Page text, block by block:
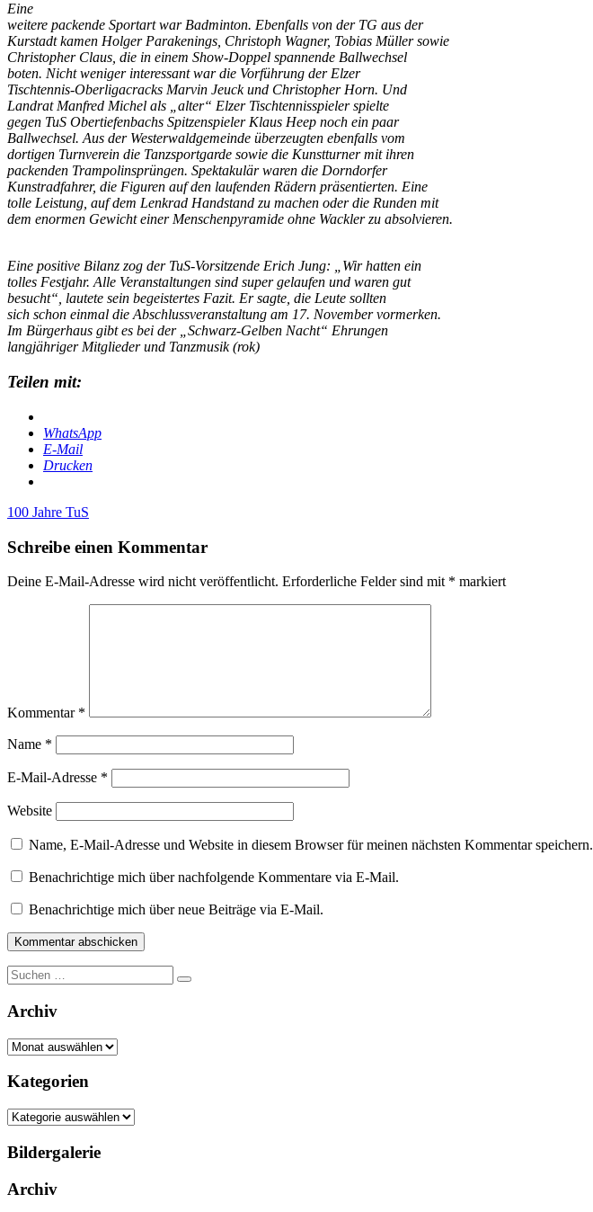
Eine
weitere packende Sportart war Badminton. Ebenfalls von der TG aus der
Kurstadt kamen Holger Parakenings, Christoph Wagner, Tobias Müller sowie
Christopher Claus, die in einem Show-Doppel spannende Ballwechsel
boten. Nicht weniger interessant war die Vorführung der Elzer
Tischtennis-Oberligacracks Marvin Jeuck und Christopher Horn. Und
Landrat Manfred Michel als „alter“ Elzer Tischtennisspieler spielte
gegen TuS Obertiefenbachs Spitzenspieler Klaus Heep noch ein paar
Ballwechsel. Aus der Westerwaldgemeinde überzeugten ebenfalls vom
dortigen Turnverein die Tanzsportgarde sowie die Kunstturner mit ihren
packenden Trampolinsprüngen. Spektakulär waren die Dorndorfer
Kunstradfahrer, die Figuren auf den laufenden Rädern präsentierten. Eine
tolle Leistung, auf dem Lenkrad Handstand zu machen oder die Runden mit
dem enormen Gewicht einer Menschenpyramide ohne Wackler zu absolvieren.
Eine positive Bilanz zog der TuS-Vorsitzende Erich Jung: „Wir hatten ein
tolles Festjahr. Alle Veranstaltungen sind super gelaufen und waren gut
besucht“, lautete sein begeistertes Fazit. Er sagte, die Leute sollten
sich schon einmal die Abschlussveranstaltung am 17. November vormerken.
Im Bürgerhaus gibt es bei der „Schwarz-Gelben Nacht“ Ehrungen
langjähriger Mitglieder und Tanzmusik(rok)
Teilen mit:
WhatsApp
E-Mail
Drucken
100 Jahre TuS
Schreibe einen Kommentar
Deine E-Mail-Adresse wird nicht veröffentlicht. Erforderliche Felder sind mit * markiert
Kommentar *
Name *
E-Mail-Adresse *
Website
Name, E-Mail-Adresse und Website in diesem Browser für meinen nächsten Kommentar speichern.
Benachrichtige mich über nachfolgende Kommentare via E-Mail.
Benachrichtige mich über neue Beiträge via E-Mail.
Suche
nach:
Archiv
Archiv
Kategorien
Kategorien
Bildergalerie
Archiv